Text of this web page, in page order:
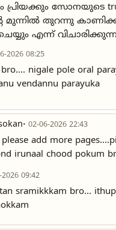
സോനയുടെ
തുറന്നു
എന്ന്
2026 08:25
nigale pole oral
vendannu parayuka
• 02-06-2026 22:43
add more
irunaal chood pokum
2026 09:42
sramikkkam bro...